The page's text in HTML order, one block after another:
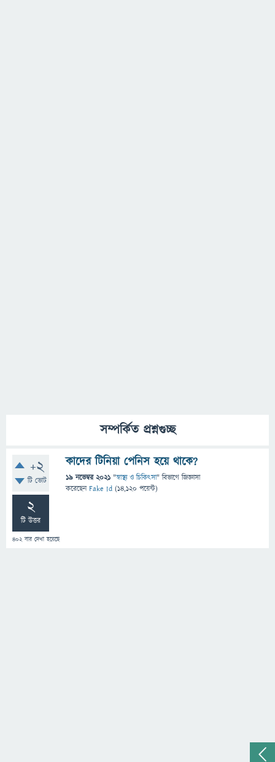
সম্পর্কিত প্রশ্নগুচ্ছ
+2
টি ভোট
2
টি উত্তর
402বার দেখা হয়েছে
কাদের টিনিয়া পেনিস হয়ে থাকে?
19 নভেম্বর 2021 "স্বাস্থ্য ও চিকিৎসা" বিভাগে জিজ্ঞাসা
করেছেনFake Id (14,120 পয়েন্ট)